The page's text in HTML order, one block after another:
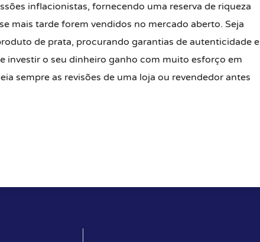
inflacionistas, fornecendo uma reserva de riqueza
mais tarde forem vendidos no mercado aberto. Seja
de prata, procurando garantias de autenticidade e
investir o seu dinheiro ganho com muito esforço em
sempre as revisões de uma loja ou revendedor antes